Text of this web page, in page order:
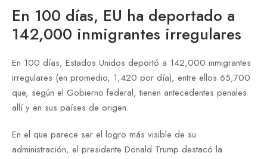
En 100 días, EU ha deportado a
142,000 inmigrantes irregulares
En 100 días, Estados Unidos deportó a 142,000 inmigrantes
irregulares (en promedio, 1,420 por día), entre ellos 65,700
que, según el Gobierno federal, tienen antecedentes penales
allí y en sus países de origen.
En el que parece ser el logro más visible de su
administración, el presidente Donald Trump destacó la